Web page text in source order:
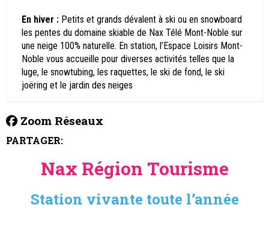
En hiver : Petits et grands dévalent à ski ou en snowboard
les pentes du domaine skiable de Nax Télé Mont-Noble sur
une neige 100% naturelle. En station, l’Espace Loisirs Mont-
Noble vous accueille pour diverses activités telles que la
luge, le snowtubing, les raquettes, le ski de fond, le ski
joëring et le jardin des neiges
Zoom Réseaux
PARTAGER:
Nax Région Tourisme
Station vivante toute l’année